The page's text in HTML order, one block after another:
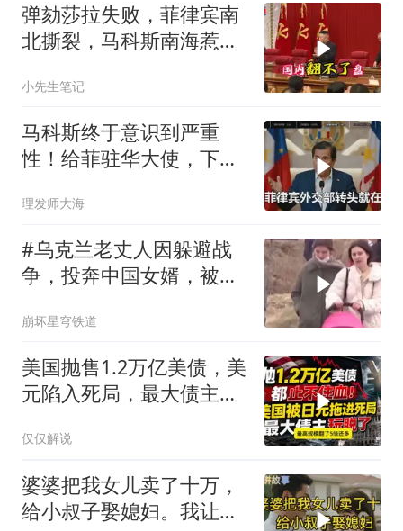
弹劾莎拉失败，菲律宾南
北撕裂，马科斯南海惹
小先生笔记
马科斯终于意识到严重
性！给菲驻华大使，下达
理发师大海
#乌克兰老丈人因躲避战
争，投奔中国女婿，被眼
崩坏星穹铁道
美国抛售1.2万亿美债，美
元陷入死局，最大债主玩
仅仅解说
婆婆把我女儿卖了十万，
给小叔子娶媳妇。我让她